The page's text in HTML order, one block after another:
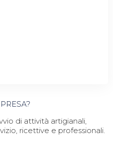
di attività artigianali,
ricettive e professionali.